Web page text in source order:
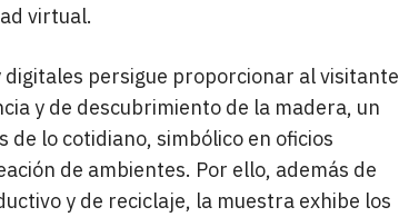
virtual.
persigue proporcionar al visitante
y de descubrimiento de la madera, un
lo cotidiano, simbólico en oficios
de ambientes. Por ello, además de
y de reciclaje, la muestra exhibe los